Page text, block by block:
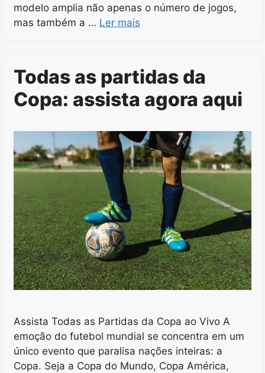
modelo amplia não apenas o número de jogos,
mas também a … Ler mais
Todas as partidas da
Copa: assista agora aqui
Assista Todas as Partidas da Copa ao Vivo A
emoção do futebol mundial se concentra em um
único evento que paralisa nações inteiras: a
Copa. Seja a Copa do Mundo, Copa América,